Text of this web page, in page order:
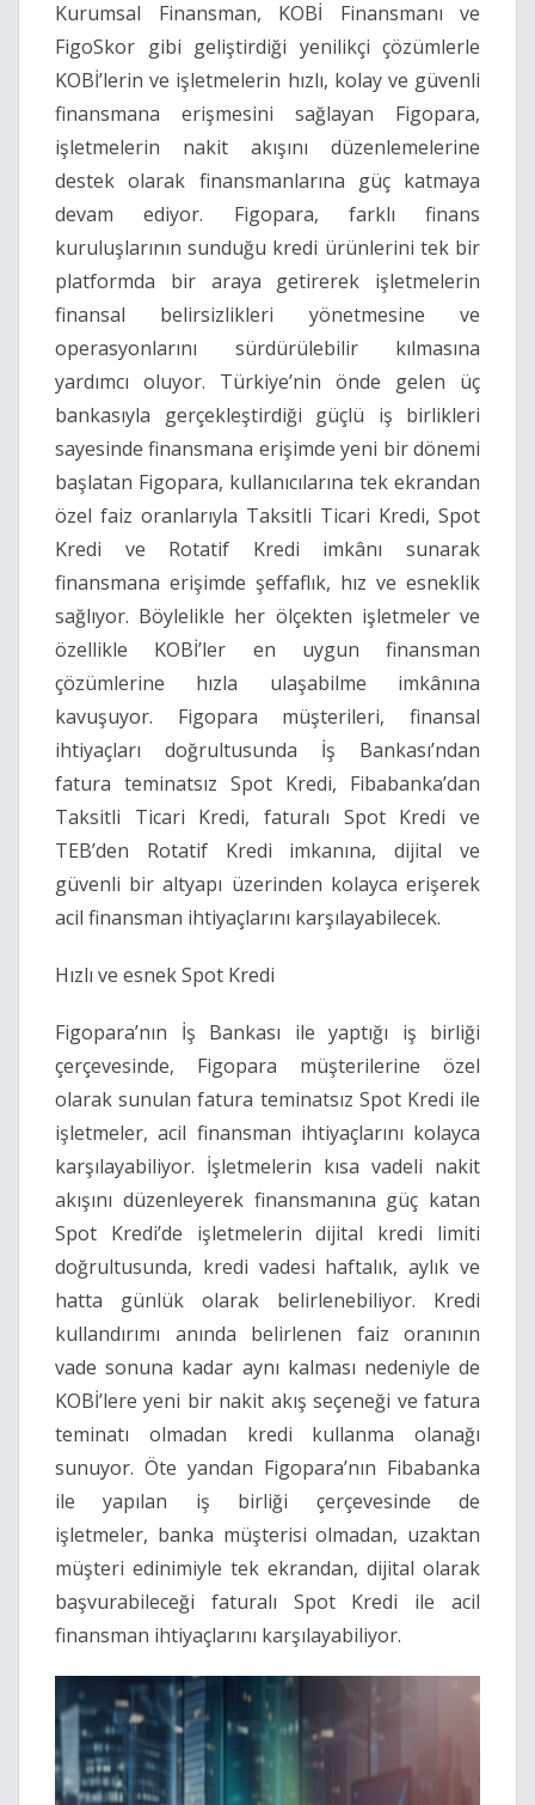
Kurumsal Finansman, KOBİ Finansmanı ve
FigoSkor gibi geliştirdiği yenilikçi çözümlerle
KOBİ’lerin ve işletmelerin hızlı, kolay ve güvenli
finansmana erişmesini sağlayan Figopara,
işletmelerin nakit akışını düzenlemelerine
destek olarak finansmanlarına güç katmaya
devam ediyor. Figopara, farklı finans
kuruluşlarının sunduğu kredi ürünlerini tek bir
platformda bir araya getirerek işletmelerin
finansal belirsizlikleri yönetmesine ve
operasyonlarını sürdürülebilir kılmasına
yardımcı oluyor. Türkiye’nin önde gelen üç
bankasıyla gerçekleştirdiği güçlü iş birlikleri
sayesinde finansmana erişimde yeni bir dönemi
başlatan Figopara, kullanıcılarına tek ekrandan
özel faiz oranlarıyla Taksitli Ticari Kredi, Spot
Kredi ve Rotatif Kredi imkânı sunarak
finansmana erişimde şeffaflık, hız ve esneklik
sağlıyor. Böylelikle her ölçekten işletmeler ve
özellikle KOBİ’ler en uygun finansman
çözümlerine hızla ulaşabilme imkânına
kavuşuyor. Figopara müşterileri, finansal
ihtiyaçları doğrultusunda İş Bankası’ndan
fatura teminatsız Spot Kredi, Fibabanka’dan
Taksitli Ticari Kredi, faturalı Spot Kredi ve
TEB’den Rotatif Kredi imkanına, dijital ve
güvenli bir altyapı üzerinden kolayca erişerek
acil finansman ihtiyaçlarını karşılayabilecek.
Hızlı ve esnek Spot Kredi
Figopara’nın İş Bankası ile yaptığı iş birliği
çerçevesinde, Figopara müşterilerine özel
olarak sunulan fatura teminatsız Spot Kredi ile
işletmeler, acil finansman ihtiyaçlarını kolayca
karşılayabiliyor. İşletmelerin kısa vadeli nakit
akışını düzenleyerek finansmanına güç katan
Spot Kredi’de işletmelerin dijital kredi limiti
doğrultusunda, kredi vadesi haftalık, aylık ve
hatta günlük olarak belirlenebiliyor. Kredi
kullandırımı anında belirlenen faiz oranının
vade sonuna kadar aynı kalması nedeniyle de
KOBİ’lere yeni bir nakit akış seçeneği ve fatura
teminatı olmadan kredi kullanma olanağı
sunuyor. Öte yandan Figopara’nın Fibabanka
ile yapılan iş birliği çerçevesinde de
işletmeler, banka müşterisi olmadan, uzaktan
müşteri edinimiyle tek ekrandan, dijital olarak
başvurabileceği faturalı Spot Kredi ile acil
finansman ihtiyaçlarını karşılayabiliyor.